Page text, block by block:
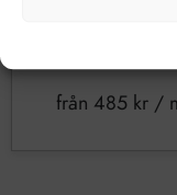
från 485 kr /